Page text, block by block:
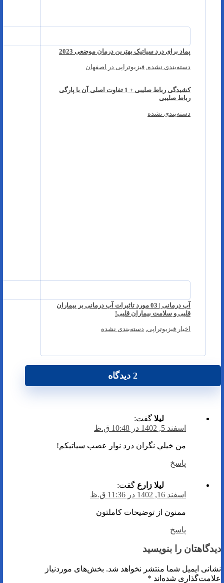
پماد برای درد سیاتیک بهترین درمان موضعی 2023
دسته‌بندی نشده فیزیوتراپی در اصفهان
کشیدگی رباط صلیبی + 1 تفاوت اصلی آن با پارگی
رباط صلیبی
دسته‌بندی نشده
آب درمانی | 03 مورد تاثیرات آب درمانی بر بیماران
قلبی و سلامت بیماران قلبی!
اخبار فیزیوتراپی دسته‌بندی نشده
2 دیدگاه
ليلا گفت:
اسفند 5, 1402 در 10:48 ق.ظ
من خيلي نگران درد نوار عصب سياتيکم!
پاسخ
لیلا زارع گفت:
اسفند 16, 1402 در 11:36 ق.ظ
ممنون از توضیحات کاملتون
پاسخ
دیدگاهتان را بنویسید
نشانی ایمیل شما منتشر نخواهد شد. بخش‌های موردنیاز
علامت‌گذاری شده‌اند *